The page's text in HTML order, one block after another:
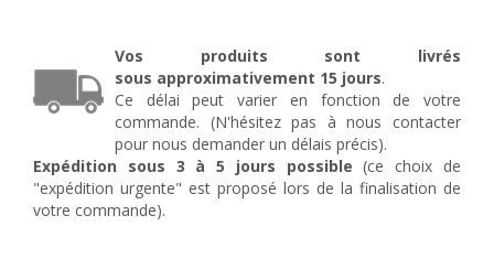
Vos produits sont livrés
sous approximativement 15 jours.
Ce délai peut varier en fonction de votre
commande. (N'hésitez pas à nous contacter
pour nous demander un délais précis).
Expédition sous 3 à 5 jours possible (ce choix de
"expédition urgente" est proposé lors de la finalisation de
votre commande).